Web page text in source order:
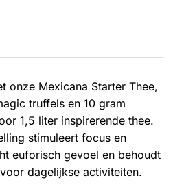
onze Mexicana Starter Thee,
truffels en 10 gram
1,5 liter inspirerende thee.
stimuleert focus en
euforisch gevoel en behoudt
dagelijkse activiteiten.